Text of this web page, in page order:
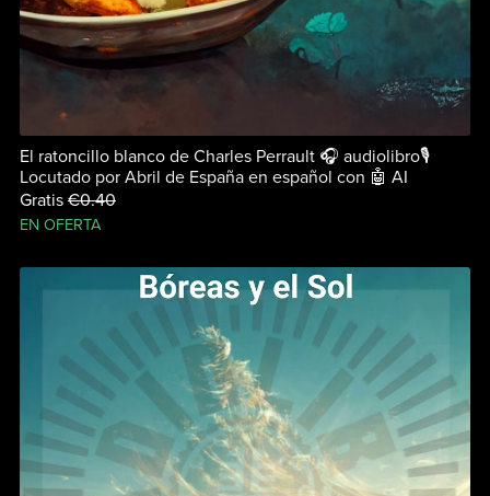
El ratoncillo blanco de Charles Perrault 🎧 audiolibro🎙
Locutado por Abril de España en español con 🤖 AI
Gratis €0.40
EN OFERTA